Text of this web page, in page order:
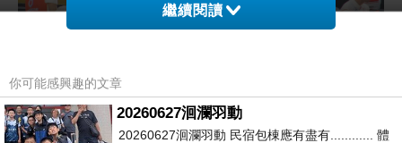
繼續閱讀
你可能感興趣的文章
20260627洄瀾羽動
20260627洄瀾羽動 民宿包棟應有盡有............ 體